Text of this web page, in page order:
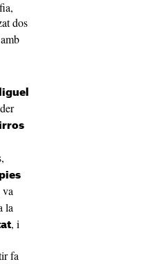
dos
la
, i
fa